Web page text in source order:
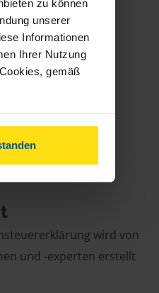
zu können
unserer
Informationen
Ihrer Nutzung
gemäß
wird von
und -experten erstellt